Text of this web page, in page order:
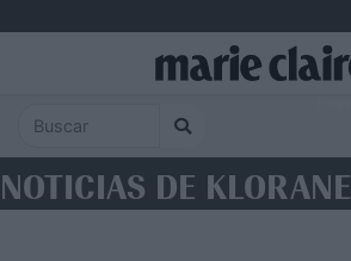
NOTICIAS DE KLORANE